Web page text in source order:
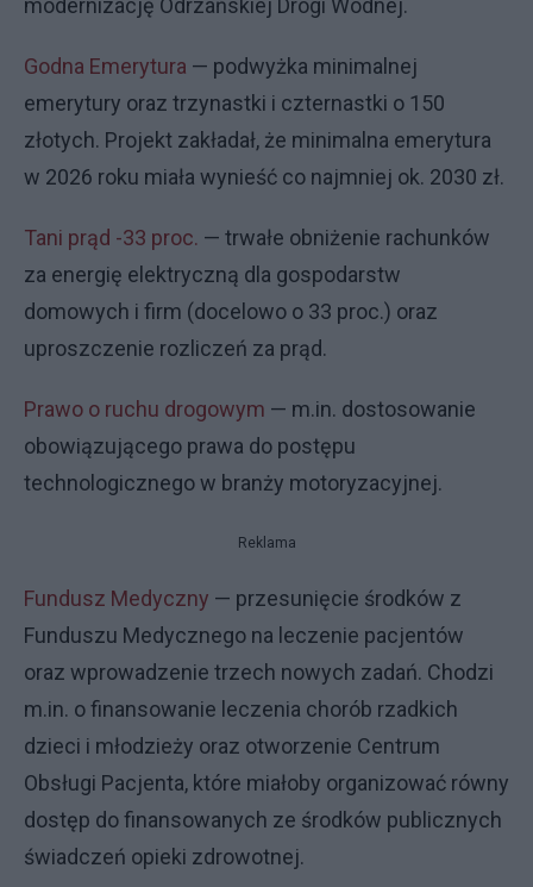
Godna Emerytura — podwyżka minimalnej
emerytury oraz trzynastki i czternastki o 150
złotych. Projekt zakładał, że minimalna emerytura
w 2026 roku miała wynieść co najmniej ok. 2030 zł.
Tani prąd -33 proc. — trwałe obniżenie rachunków
za energię elektryczną dla gospodarstw
domowych i firm (docelowo o 33 proc.) oraz
uproszczenie rozliczeń za prąd.
Prawo o ruchu drogowym — m.in. dostosowanie
obowiązującego prawa do postępu
technologicznego w branży motoryzacyjnej.
Reklama
Fundusz Medyczny — przesunięcie środków z
Funduszu Medycznego na leczenie pacjentów
oraz wprowadzenie trzech nowych zadań. Chodzi
m.in. o finansowanie leczenia chorób rzadkich
dzieci i młodzieży oraz otworzenie Centrum
Obsługi Pacjenta, które miałoby organizować równy
dostęp do finansowanych ze środków publicznych
świadczeń opieki zdrowotnej.